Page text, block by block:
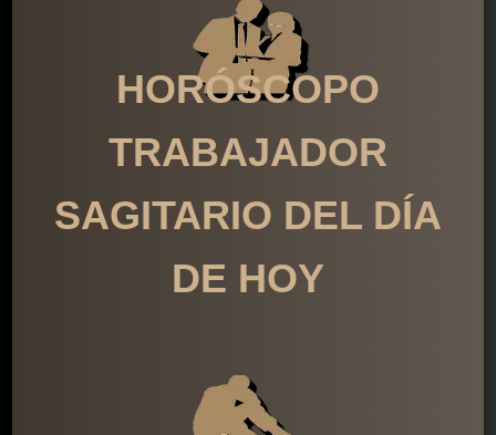
HORÓSCOPO
TRABAJADOR
SAGITARIO DEL DÍA
DE HOY